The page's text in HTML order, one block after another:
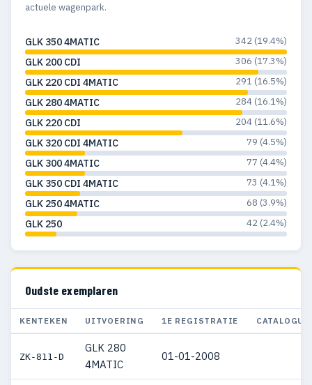
actuele wagenpark.
GLK 350 4MATIC 342 (19.4%)
GLK 200 CDI 306 (17.3%)
GLK 220 CDI 4MATIC 291 (16.5%)
GLK 280 4MATIC 284 (16.1%)
GLK 220 CDI 204 (11.6%)
GLK 320 CDI 4MATIC 79 (4.5%)
GLK 300 4MATIC 77 (4.4%)
GLK 350 CDI 4MATIC 73 (4.1%)
GLK 250 4MATIC 68 (3.9%)
GLK 250 42 (2.4%)
Oudste exemplaren
KENTEKEN UITVOERING 1E REGISTRATIE
ZK-811-D
GLK 280
4MATIC
01-01-2008